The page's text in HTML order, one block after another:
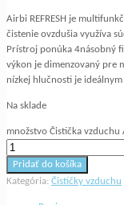
Airbi REFRESH je
čistenie ovzdušia využíva
Prístroj ponúka 4násobný
výkon je dimenzovaný pre
nízkej hlučnosti je
Na sklade
množstvo Čistička vzduchu
Pridať do košíka
Kategória: Čističky vzduchu